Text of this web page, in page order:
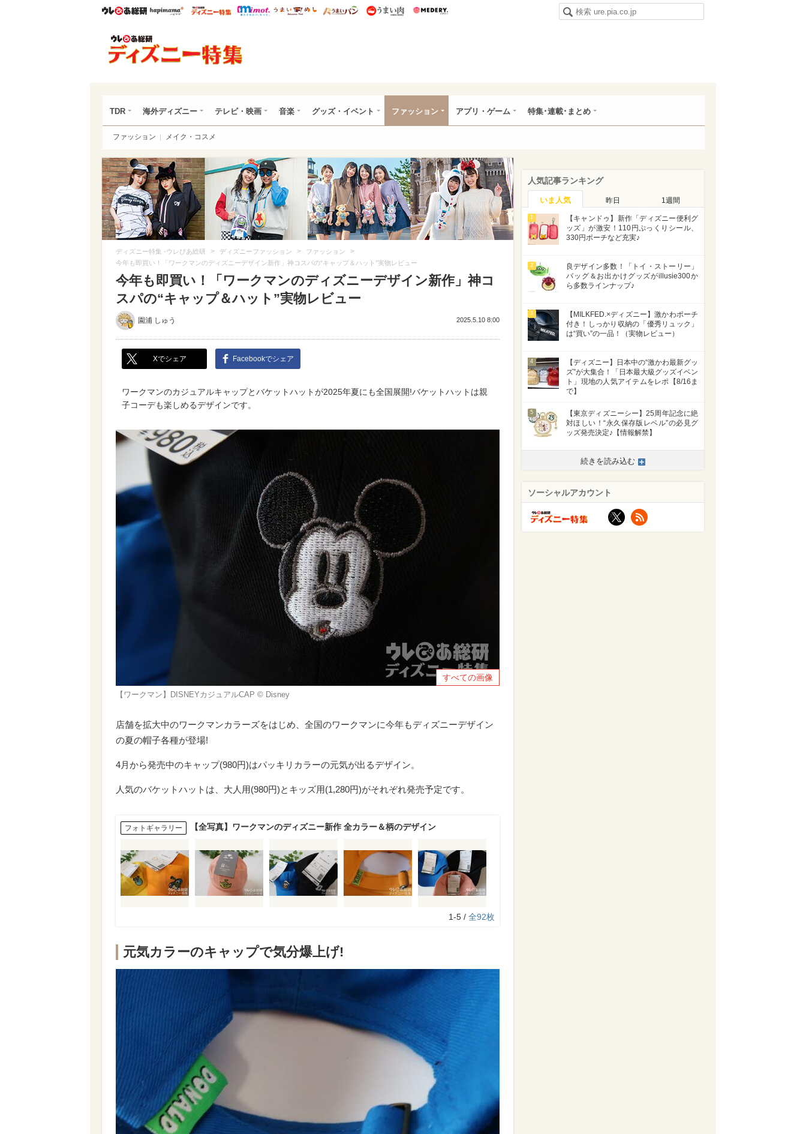
ウレぴあ総研ハピママ* ウレぴあ総研 ディズニー特集
mimot. うまいめし うまいパン うまい肉
TDR 海外ディズニー テレビ・映画 音楽 グッズ・イベント ファッション アプリ・ゲーム 特集･連載･まとめ
ファッション メイク・コスメ
ディズニー特集 -ウレぴあ総研 > ディズニーファッション > ファッション >
今年も即買い！「ワークマンのディズニーデザイン新作」神コスパの“キャップ＆ハット”実物レビュー
今年も即買い！「ワークマンのディズニーデザイン新作」神コ
スパの“キャップ＆ハット”実物レビュー
園浦 しゅう 2025.5.10 8:00
Xでシェア Facebookでシェア
ワークマンのカジュアルキャップとバケットハットが2025年夏にも全国展開!バケットハットは親
子コーデも楽しめるデザインです。
すべての画像
【ワークマン】DISNEYカジュアルCAP © Disney
店舗を拡大中のワークマンカラーズをはじめ、全国のワークマンに今年もディズニーデザイン
の夏の帽子各種が登場!
4月から発売中のキャップ(980円)はパッキリカラーの元気が出るデザイン。
人気のバケットハットは、大人用(980円)とキッズ用(1,280円)がそれぞれ発売予定です。
フォトギャラリー 【全写真】ワークマンのディズニー新作 全カラー＆柄のデザイン
1-5 / 全92枚
元気カラーのキャップで気分爆上げ!
人気記事ランキング
いま人気 昨日 1週間
1
【キャンドゥ】新作「ディズニー便利グ
ッズ」が激安！110円ぷっくりシール、
330円ポーチなど充実♪
2
良デザイン多数！「トイ・ストーリー」
バッグ＆お出かけグッズがillusie300か
ら多数ラインナップ♪
3
【MILKFED.×ディズニー】激かわポーチ
付き！しっかり収納の「優秀リュック」
は“買い”の一品！（実物レビュー）
4
【ディズニー】日本中の“激かわ最新グッ
ズ”が大集合！「日本最大級グッズイベン
ト」現地の人気アイテムをレポ【8/16ま
で】
5
【東京ディズニーシー】25周年記念に絶
対ほしい！“永久保存版レベル”の必見グ
ッズ発売決定♪【情報解禁】
続きを読み込む
ソーシャルアカウント
X